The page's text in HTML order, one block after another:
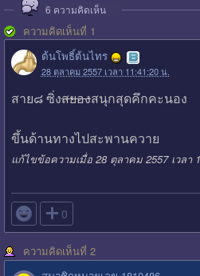
6 ความคิดเห็น
ความคิดเห็นที่ 1
ต้นโพธิ์ต้นไทร
28 ตุลาคม 2557 เวลา 11:41:20 น.
สาย๘ ซิ่งสยองสนุกสุดคึกคะนอง
ขึ้นด้านทางไปสะพานควาย
แก้ไขข้อความเมื่อ 28 ตุลาคม 2557 เวลา
 0
ความคิดเห็นที่ 2